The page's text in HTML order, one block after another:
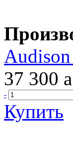
37 300 a
-
Купить